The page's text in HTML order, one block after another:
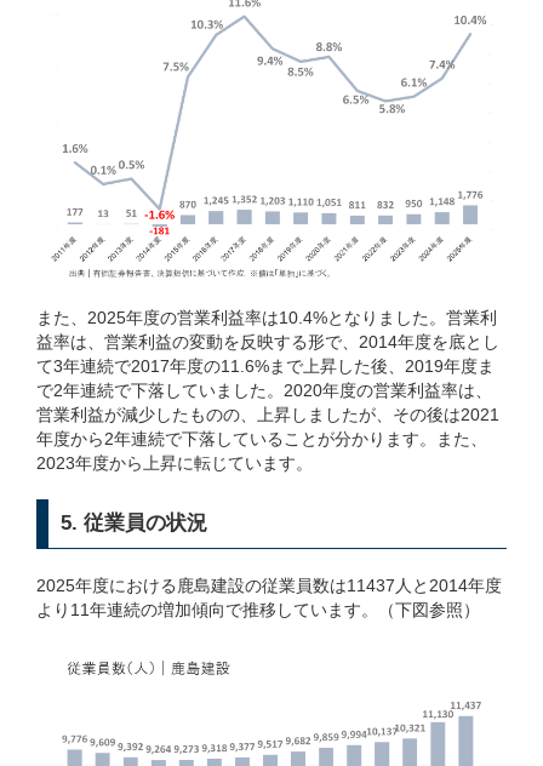
また、2025年度の営業利益率は10.4%となりました。営業利
益率は、営業利益の変動を反映する形で、2014年度を底とし
て3年連続で2017年度の11.6%まで上昇した後、2019年度ま
で2年連続で下落していました。2020年度の営業利益率は、
営業利益が減少したものの、上昇しましたが、その後は2021
年度から2年連続で下落していることが分かります。また、
2023年度から上昇に転じています。
5. 従業員の状況
2025年度における鹿島建設の従業員数は11437人と2014年度
より11年連続の増加傾向で推移しています。（下図参照）